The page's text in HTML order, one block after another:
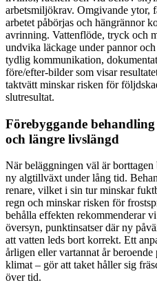
arbetsmiljökrav. Omgivande ytor,
arbetet påbörjas och hängrännor
avrinning. Vattenflöde, tryck och
undvika läckage under pannor
tydlig kommunikation,
före/efter-bilder som visar
taktvätt minskar risken för
slutresultat.
Förebyggande
och längre livslängd
När beläggningen väl är
ny algtillväxt under lång tid.
renare, vilket i sin tur minskar
regn och minskar risken för
behålla effekten rekommenderar
översyn, punktinsatser där ny
att vatten leds bort korrekt. Ett
årligen eller vartannat år
klimat – gör att taket håller sig
över tid.